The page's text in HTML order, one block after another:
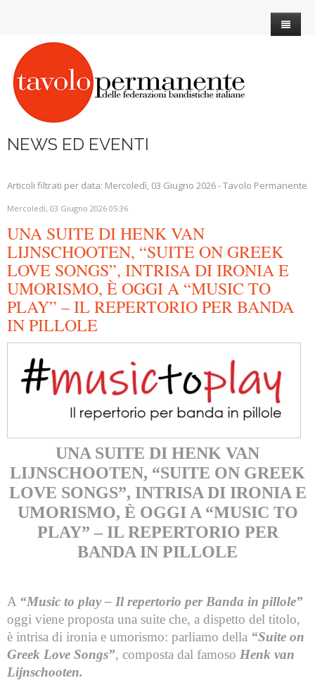
NEWS ED EVENTI
Articoli filtrati per data: Mercoledì, 03 Giugno 2026 - Tavolo Permanente
Mercoledì, 03 Giugno 2026 05:36
UNA SUITE DI HENK VAN
LIJNSCHOOTEN, “SUITE ON GREEK
LOVE SONGS”, INTRISA DI IRONIA E
UMORISMO, È OGGI A “MUSIC TO
PLAY” – IL REPERTORIO PER BANDA
IN PILLOLE
UNA SUITE DI HENK VAN
LIJNSCHOOTEN, “SUITE ON GREEK
LOVE SONGS”, INTRISA DI IRONIA E
UMORISMO, È OGGI A “MUSIC TO
PLAY” – IL REPERTORIO PER
BANDA IN PILLOLE
A “Music to play – Il repertorio per Banda in pillole”
oggi viene proposta una suite che, a dispetto del titolo,
è intrisa di ironia e umorismo: parliamo della “Suite on
Greek Love Songs”, composta dal famoso Henk van
Lijnschooten.
Home
L'Associazione
Statuto
Organigramma
Contatti
Iscrizione
I nostri esperti
News
COVID19
Note Bandistiche
Il martedì della banda
Banda Story
L'ABC della Banda
Legislativa
Didattica
CEM
Utilità
Giornate di classificazione
Le Bande classificate
Brani d'obbligo 2007
Brani d'obbligo 2008
Siti di interesse Bandistico
Case Editrici Bandistiche
Linee guida letteratura bandistica
RISORSE PER I COMPOSITORI
AMM.TRASPARENTE